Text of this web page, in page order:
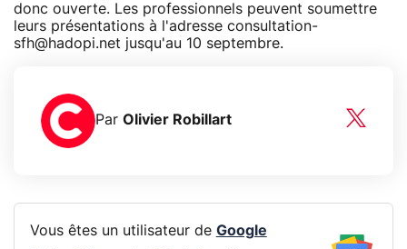
donc ouverte. Les professionnels peuvent soumettre
leurs présentations à l'adresse consultation-
sfh@hadopi.net jusqu'au 10 septembre.
Par Olivier Robillart
Vous êtes un utilisateur de Google